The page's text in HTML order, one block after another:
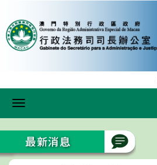
Toggle